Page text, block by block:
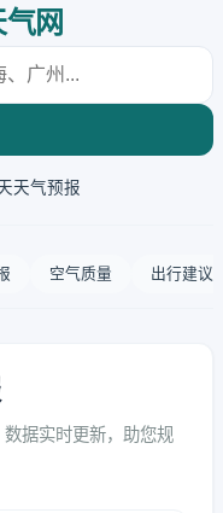
网
天气预报
空气质量 出行建议
据实时更新，助您规